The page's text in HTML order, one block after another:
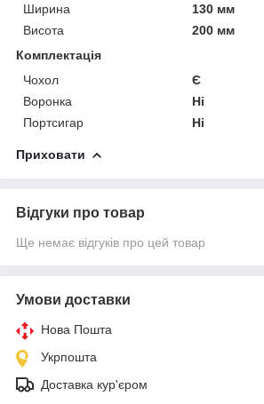
Ширина
130 мм
Висота
200 мм
Комплектація
Чохол
Є
Воронка
Ні
Портсигар
Ні
Приховати
Відгуки про товар
Ще немає відгуків про цей товар
Умови доставки
Нова Пошта
Укрпошта
Доставка кур'єром